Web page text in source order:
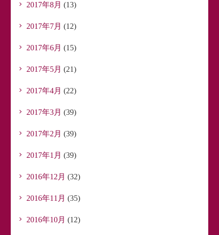
2017年8月 (13)
2017年7月 (12)
2017年6月 (15)
2017年5月 (21)
2017年4月 (22)
2017年3月 (39)
2017年2月 (39)
2017年1月 (39)
2016年12月 (32)
2016年11月 (35)
2016年10月 (12)